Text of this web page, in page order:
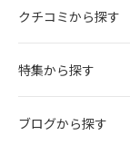
クチコミから探す
特集から探す
ブログから探す